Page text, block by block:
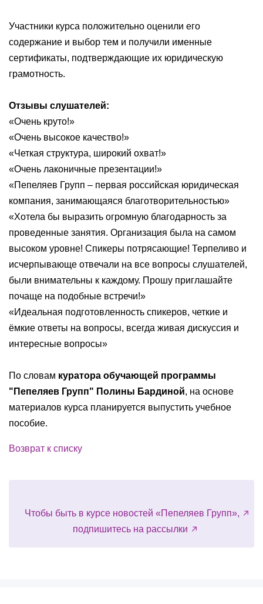
Участники курса положительно оценили его
содержание и выбор тем и получили именные
сертификаты, подтверждающие их юридическую
грамотность.
Отзывы слушателей:
«Очень круто!»
«Очень высокое качество!»
«Четкая структура, широкий охват!»
«Очень лаконичные презентации!»
«Пепеляев Групп – первая российская юридическая
компания, занимающаяся благотворительностью»
«Хотела бы выразить огромную благодарность за
проведенные занятия. Организация была на самом
высоком уровне! Спикеры потрясающие! Терпеливо и
исчерпывающе отвечали на все вопросы слушателей,
были внимательны к каждому. Прошу приглашайте
почаще на подобные встречи!»
«Идеальная подготовленность спикеров, четкие и
ёмкие ответы на вопросы, всегда живая дискуссия и
интересные вопросы»
По словам куратора обучающей программы
"Пепеляев Групп" Полины Бардиной, на основе
материалов курса планируется выпустить учебное
пособие.
Возврат к списку
Чтобы быть в курсе новостей «Пепеляев Групп»,
подпишитесь на рассылки